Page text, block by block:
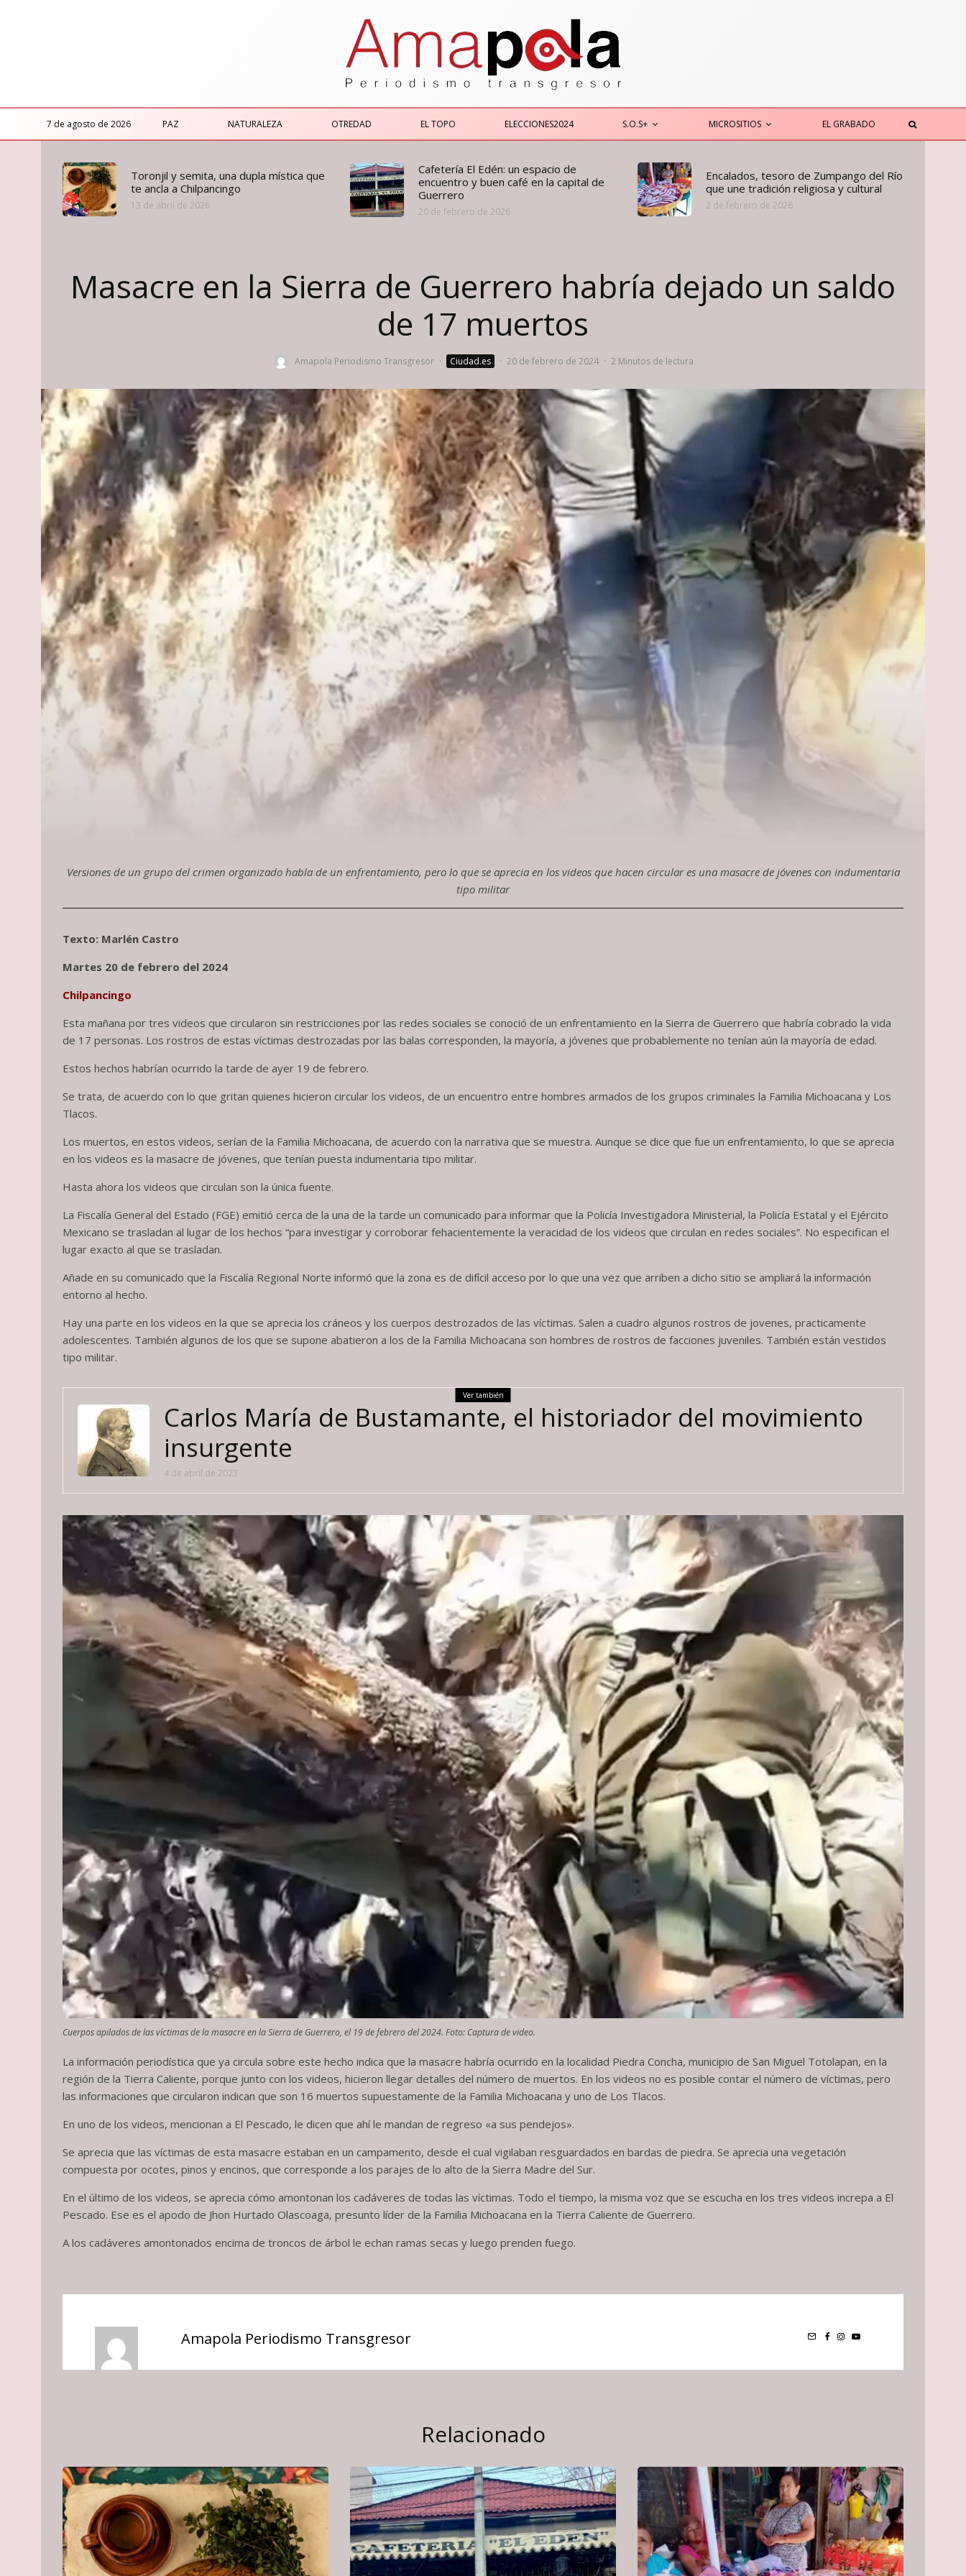
7 de agosto de 2026 PAZ NATURALEZA OTREDAD EL TOPO ELECCIONES2024 S.O.S+ MICROSITIOS EL GRABADO
Toronjil y semita, una dupla mística que
te ancla a Chilpancingo
13 de abril de 2026
Cafetería El Edén: un espacio de
encuentro y buen café en la capital de
Guerrero
20 de febrero de 2026
Encalados, tesoro de Zumpango del Río
que une tradición religiosa y cultural
2 de febrero de 2026
Masacre en la Sierra de Guerrero habría dejado un saldo
de 17 muertos
Amapola Periodismo Transgresor · Ciudad.es · 20 de febrero de 2024 · 2 Minutos de lectura
Versiones de un grupo del crimen organizado habla de un enfrentamiento, pero lo que se aprecia en los videos que hacen circular es una masacre de jóvenes con indumentaria
tipo militar
Texto: Marlén Castro
Martes 20 de febrero del 2024
Chilpancingo
Esta mañana por tres videos que circularon sin restricciones por las redes sociales se conoció de un enfrentamiento en la Sierra de Guerrero que habría cobrado la vida
de 17 personas. Los rostros de estas víctimas destrozadas por las balas corresponden, la mayoría, a jóvenes que probablemente no tenían aún la mayoría de edad.
Estos hechos habrían ocurrido la tarde de ayer 19 de febrero.
Se trata, de acuerdo con lo que gritan quienes hicieron circular los videos, de un encuentro entre hombres armados de los grupos criminales la Familia Michoacana y Los
Tlacos.
Los muertos, en estos videos, serían de la Familia Michoacana, de acuerdo con la narrativa que se muestra. Aunque se dice que fue un enfrentamiento, lo que se aprecia
en los videos es la masacre de jóvenes, que tenían puesta indumentaria tipo militar.
Hasta ahora los videos que circulan son la única fuente.
La Fiscalía General del Estado (FGE) emitió cerca de la una de la tarde un comunicado para informar que la Policía Investigadora Ministerial, la Policía Estatal y el Ejército
Mexicano se trasladan al lugar de los hechos “para investigar y corroborar fehacientemente la veracidad de los videos que circulan en redes sociales”. No especifican el
lugar exacto al que se trasladan.
Añade en su comunicado que la Fiscalía Regional Norte informó que la zona es de difícil acceso por lo que una vez que arriben a dicho sitio se ampliará la información
entorno al hecho.
Hay una parte en los videos en la que se aprecia los cráneos y los cuerpos destrozados de las víctimas. Salen a cuadro algunos rostros de jovenes, practicamente
adolescentes. También algunos de los que se supone abatieron a los de la Familia Michoacana son hombres de rostros de facciones juveniles. También están vestidos
tipo militar.
Ver también
Carlos María de Bustamante, el historiador del movimiento
insurgente
4 de abril de 2023
Cuerpos apilados de las víctimas de la masacre en la Sierra de Guerrero, el 19 de febrero del 2024. Foto: Captura de video.
La información periodística que ya circula sobre este hecho indica que la masacre habría ocurrido en la localidad Piedra Concha, municipio de San Miguel Totolapan, en la
región de la Tierra Caliente, porque junto con los videos, hicieron llegar detalles del número de muertos. En los videos no es posible contar el número de víctimas, pero
las informaciones que circularon indican que son 16 muertos supuestamente de la Familia Michoacana y uno de Los Tlacos.
En uno de los videos, mencionan a El Pescado, le dicen que ahí le mandan de regreso «a sus pendejos».
Se aprecia que las víctimas de esta masacre estaban en un campamento, desde el cual vigilaban resguardados en bardas de piedra. Se aprecia una vegetación
compuesta por ocotes, pinos y encinos, que corresponde a los parajes de lo alto de la Sierra Madre del Sur.
En el último de los videos, se aprecia cómo amontonan los cadáveres de todas las víctimas. Todo el tiempo, la misma voz que se escucha en los tres videos increpa a El
Pescado. Ese es el apodo de Jhon Hurtado Olascoaga, presunto líder de la Familia Michoacana en la Tierra Caliente de Guerrero.
A los cadáveres amontonados encima de troncos de árbol le echan ramas secas y luego prenden fuego.
Amapola Periodismo Transgresor
Relacionado